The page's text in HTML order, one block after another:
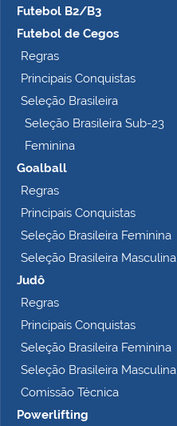
o
m
e
t
Futebol B2/B3
Futebol de Cegos
Regras
Principais Conquistas
Seleção Brasileira
Seleção Brasileira Sub-23
Feminina
Goalball
Regras
Principais Conquistas
Seleção Brasileira Feminina
Seleção Brasileira Masculina
Judô
Regras
Principais Conquistas
Seleção Brasileira Feminina
Seleção Brasileira Masculina
Comissão Técnica
Powerlifting